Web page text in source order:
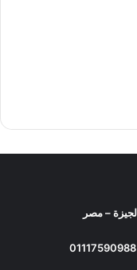
01117590988